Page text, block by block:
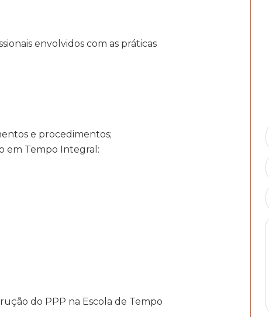
envolvidos com as práticas
e procedimentos;
em Tempo Integral:
do PPP na Escola de Tempo